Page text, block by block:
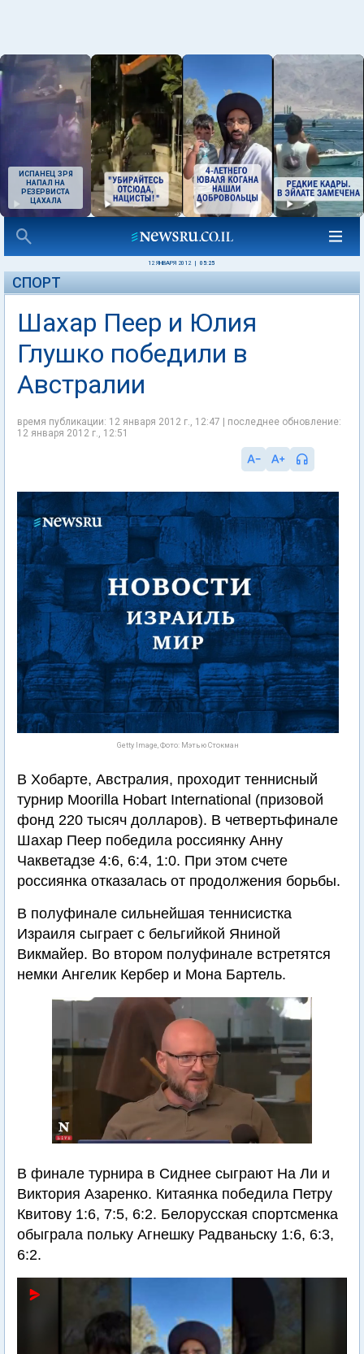
ИСПАНЕЦ ЗРЯ
НАПАЛ НА
РЕЗЕРВИСТА
ЦАХАЛА
12 ЯНВАРЯ 2012 05:25
СПОРТ
Шахар Пеер и Юлия
Глушко победили в
Австралии
время публикации: 12 января 2012 г., 12:47 | последнее обновление:
12 января 2012 г., 12:51
Getty Image, Фото: Мэтью Стокман
В Хобарте, Австралия, проходит теннисный
турнир Moorilla Hobart International (призовой
фонд 220 тысяч долларов). В четвертьфинале
Шахар Пеер победила россиянку Анну
Чакветадзе 4:6, 6:4, 1:0. При этом счете
россиянка отказалась от продолжения борьбы.
В полуфинале сильнейшая теннисистка
Израиля сыграет с бельгийкой Яниной
Викмайер. Во втором полуфинале встретятся
немки Ангелик Кербер и Мона Бартель.
В финале турнира в Сиднее сыграют На Ли и
Виктория Азаренко. Китаянка победила Петру
Квитову 1:6, 7:5, 6:2. Белорусская спортсменка
обыграла польку Агнешку Радваньску 1:6, 6:3,
6:2.